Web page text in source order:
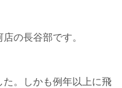
の長谷部です。
。しかも例年以上に飛